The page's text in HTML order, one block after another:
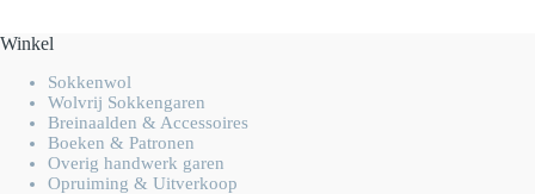
Winkel
Sokkenwol
Wolvrij Sokkengaren
Breinaalden & Accessoires
Boeken & Patronen
Overig handwerk garen
Opruiming & Uitverkoop